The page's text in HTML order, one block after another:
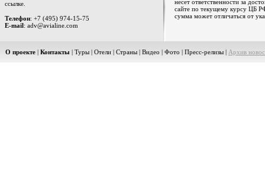
ссылке.
Телефон: +7 (495) 974-15-75
E-mail: adv@avialine.com
несет ответственности за
сайте по текущему курсу ЦБ
сумма может отличаться от
О проекте | Контакты | Туры | Отели | Страны | Видео | Фото | Пресс-релизы | Архив